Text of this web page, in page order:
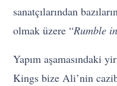
sanatçılarından
olmak üzere “Rumble
Yapım aşamasındaki
Kings bize Ali’nin